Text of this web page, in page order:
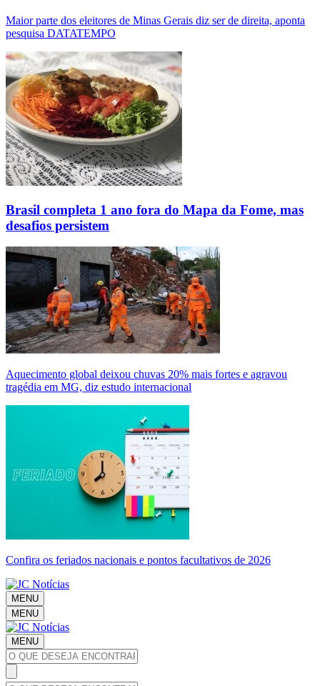
Maior parte dos eleitores de Minas Gerais diz ser de direita, aponta
pesquisa DATATEMPO
Brasil completa 1 ano fora do Mapa da Fome, mas
desafios persistem
Aquecimento global deixou chuvas 20% mais fortes e agravou
tragédia em MG, diz estudo internacional
Confira os feriados nacionais e pontos facultativos de 2026
MENU
MENU
MENU